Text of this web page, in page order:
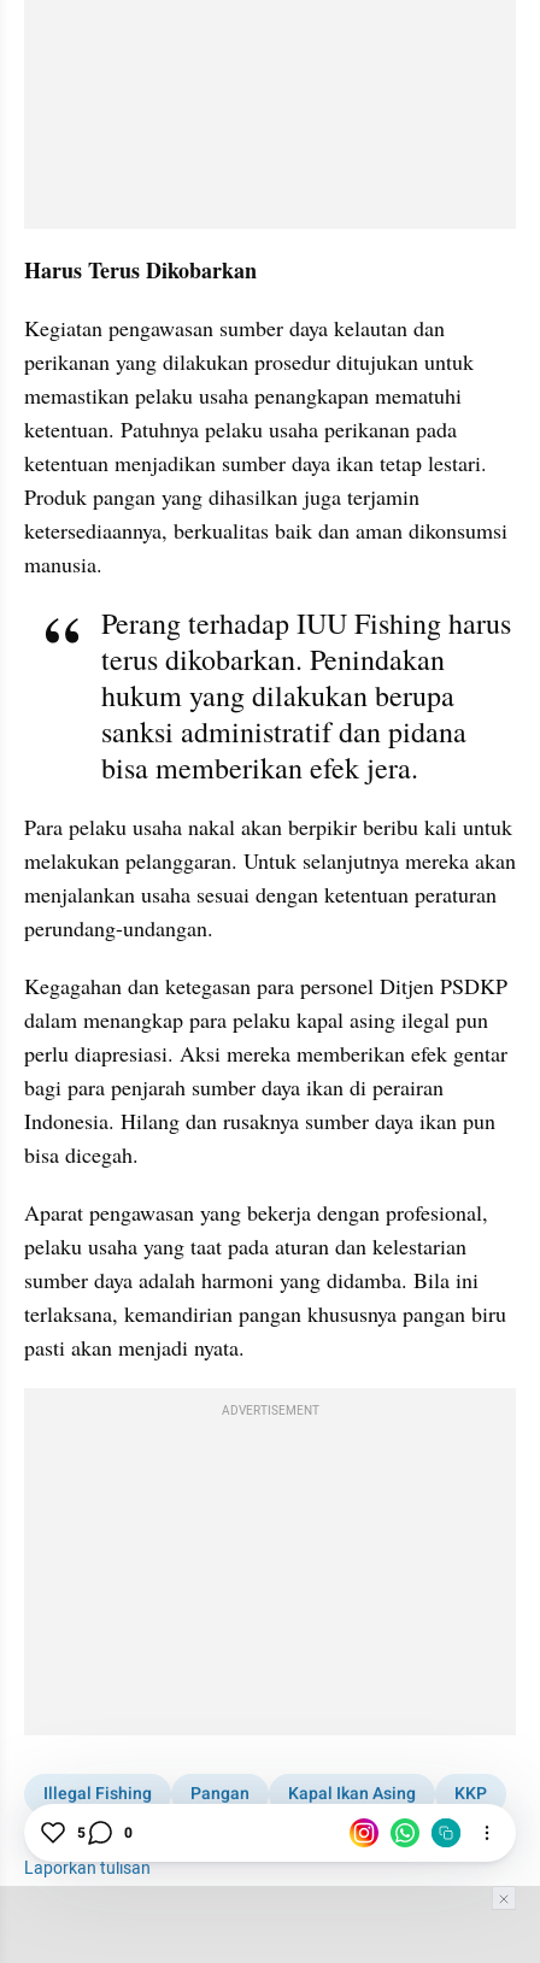
Harus Terus Dikobarkan
Kegiatan pengawasan sumber daya kelautan dan
perikanan yang dilakukan prosedur ditujukan untuk
memastikan pelaku usaha penangkapan mematuhi
ketentuan. Patuhnya pelaku usaha perikanan pada
ketentuan menjadikan sumber daya ikan tetap lestari.
Produk pangan yang dihasilkan juga terjamin
ketersediaannya, berkualitas baik dan aman dikonsumsi
manusia.
Perang terhadap IUU Fishing harus
terus dikobarkan. Penindakan
hukum yang dilakukan berupa
sanksi administratif dan pidana
bisa memberikan efek jera.
Para pelaku usaha nakal akan berpikir beribu kali untuk
melakukan pelanggaran. Untuk selanjutnya mereka akan
menjalankan usaha sesuai dengan ketentuan peraturan
perundang-undangan.
Kegagahan dan ketegasan para personel Ditjen PSDKP
dalam menangkap para pelaku kapal asing ilegal pun
perlu diapresiasi. Aksi mereka memberikan efek gentar
bagi para penjarah sumber daya ikan di perairan
Indonesia. Hilang dan rusaknya sumber daya ikan pun
bisa dicegah.
Aparat pengawasan yang bekerja dengan profesional,
pelaku usaha yang taat pada aturan dan kelestarian
sumber daya adalah harmoni yang didamba. Bila ini
terlaksana, kemandirian pangan khususnya pangan biru
pasti akan menjadi nyata.
ADVERTISEMENT
Illegal Fishing Pangan Kapal Ikan Asing
KKP
ASN Menulis
Perikanan
Laporkan tulisan
5 0